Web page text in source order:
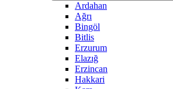
Ardahan
Ağrı
Bingöl
Bitlis
Erzurum
Elazığ
Erzincan
Hakkari